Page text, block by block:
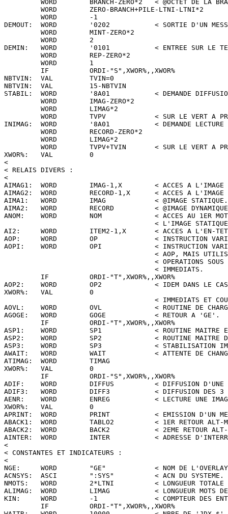
WORD        BRANCH-ZERO*2   < @OCTET DE LA
         WORD        ZERO-BRANCH+PILE-LTNI-LTNI*2
         WORD        -1
DEMOUT:  WORD        '0202           < SORTIE D'UN
         WORD        MINT-ZERO*2
         WORD        2
DEMIN:   WORD        '0101           < ENTREE SUR LE
         WORD        REP-ZERO*2
         WORD        1
         IF          ORDI-"S",XWOR%,,XWOR%
NBTVIN:  VAL         TVIN=0
NBTVIN:  VAL         15-NBTVIN
STABIL:  WORD        '8A01           < DEMANDE DIFFUSION
         WORD        IMAG-ZERO*2
         WORD        LIMAG*2
WORD        TVPV            < SUR LE VERT A
INIMAG:  WORD        '8A01           < DEMANDE LECTURE
         WORD        RECORD-ZERO*2
         WORD        LIMAG*2
WORD        TVPV+TVIN       < SUR LE VERT A
XWOR%:   VAL         0
<
< RELAIS DIVERS :
<
AIMAG1:  WORD        IMAG-1,X        < ACCES A L'IMAGE
AIMAG2:  WORD        RECORD-1,X      < ACCES A L'IMAGE
AIMA1:   WORD        IMAG            < @IMAGE STATIQUE.
AIMA2:   WORD        RECORD          < @IMAGE
ANOM:    WORD        NOM             < ACCES AU 1ER MOT
< L'IMAGE
AI2:     WORD        ITEM2-1,X       < ACCES A L'EN-
AOP:     WORD        OP              < INSTRUCTION
AOPI:    WORD        OPI             < INSTRUCTION
< AOP, MAIS
< OPERATIONS SOUS
                                     < IMMEDIATS.
         IF          ORDI-"T",XWOR%,,XWOR%
AOP2:    WORD        OP2             < IDEM DANS LE CAS
XWOR%:   VAL         0
< IMMEDIATS ET
AOVL:    WORD        OVL             < ROUTINE DE
AGOGE:   WORD        GOGE            < RETOUR A 'GE'.
         IF          ORDI-"T",XWOR%,,XWOR%
ASP1:    WORD        SP1             < ROUTINE MAITRE
ASP2:    WORD        SP2             < ROUTINE MAITRE
ASP3:    WORD        SP3             < STABILISATION
AWAIT:   WORD        WAIT            < ATTENTE DE
ATIMAG:  WORD        TIMAG
XWOR%:   VAL         0
         IF          ORDI-"S",XWOR%,,XWOR%
ADIF:    WORD        DIFFUS          < DIFFUSION D'UNE
ADIF3:   WORD        DIFF3           < DIFFUSION DES 3
AENR:    WORD        ENREG           < LECTURE UNE IMAGE
XWOR%:   VAL         0
APRINT:  WORD        PRINT           < EMISSION D'UN
ABACK1:  WORD        TABLO2          < 1ER RETOUR ALT-
ABACK2:  WORD        BACK2           < 2EME RETOUR ALT-
AINTER:  WORD        INTER           < ADRESSE
<
< CONSTANTES ET INDICATEURS :
<
NGE:     WORD        "GE"            < NOM DE
ACNSYS:  ASCI        ":SYS"          < ACN DU SYSTEME.
NMOTS:   WORD        2*LTNI          < LONGUEUR TOTALE
ALIMAG:  WORD        LIMAG           < LONGUEUR MOTS
KIN:     WORD        -1              < COMPTEUR DES
         IF          ORDI-"T",XWOR%,,XWOR%